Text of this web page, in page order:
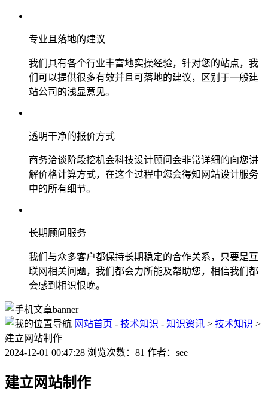
专业且落地的建议
我们具有各个行业丰富地实操经验，针对您的站点，我
们可以提供很多有效并且可落地的建议，区别于一般建
站公司的浅显意见。
透明干净的报价方式
商务洽谈阶段挖机会科技设计顾问会非常详细的向您讲
解价格计算方式，在这个过程中您会得知网站设计服务
中的所有细节。
长期顾问服务
我们与众多客户都保持长期稳定的合作关系，只要是互
联网相关问题，我们都会力所能及帮助您，相信我们都
会感到相识恨晚。
网站首页 - 技术知识 - 知识资讯 > 技术知识 >
建立网站制作
2024-12-01 00:47:28 浏览次数：81 作者：see
建立网站制作